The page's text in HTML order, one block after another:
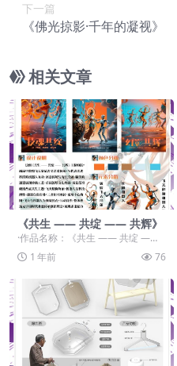
下一篇
《佛光掠影·千年的凝视》
相关文章
《共生 —— 共绽 —— 共辉》
·作品名称：《共生 —— 共绽 ——
共辉》 ·作品赛道：学生组：自由主
题赛道-...
1 年前 76